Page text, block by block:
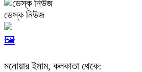
ডেস্ক নিউজ
🖼️
মনোয়ার ইমাম, কলকাতা থেকে: